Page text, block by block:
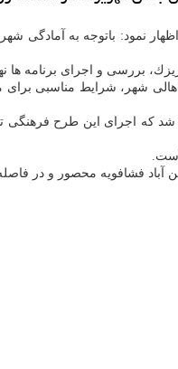
بررسی و اجرای برنامه ها
شهر، شرایط مناسبی
شد كه اجرای این طرح
13 كیلومتری شهرستان ری واقع شده